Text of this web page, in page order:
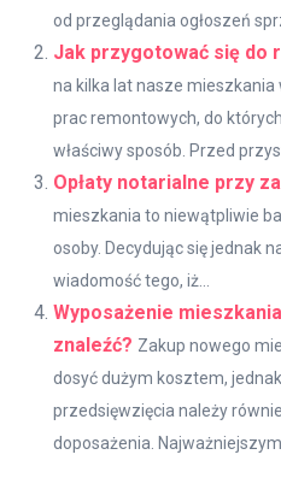
od przeglądania ogłoszeń
Jak przygotować się do
na kilka lat nasze
prac remontowych, do
właściwy sposób. Przed
Opłaty notarialne przy
mieszkania to niewątpliwie
osoby. Decydując się jednak
wiadomość tego, iż...
Wyposażenie
znaleźć? Zakup nowego
dosyć dużym kosztem,
przedsięwzięcia należy
doposażenia.